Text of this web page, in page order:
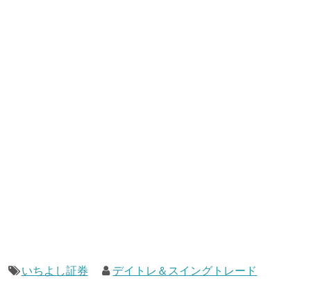
いちよし証券 デイトレ＆スイングトレード